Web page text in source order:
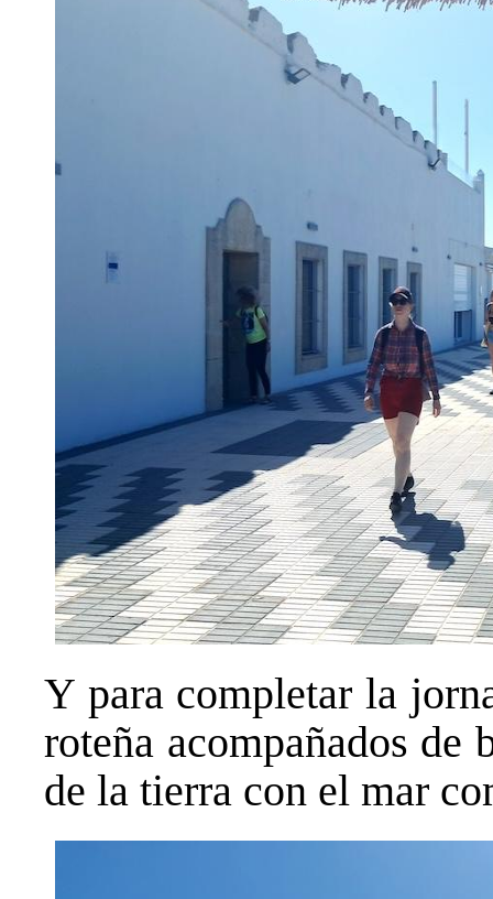
Y para completar la
roteña acompañados de
de la tierra con el mar